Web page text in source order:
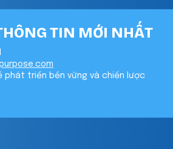
TIN MỚI NHẤT
phát triển bền vững và chiến lược